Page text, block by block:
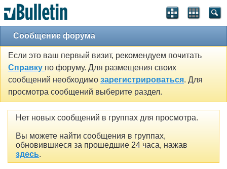
Сообщение форума
Если это ваш первый визит, рекомендуем почитать
Справку по форуму. Для размещения своих
сообщений необходимо зарегистрироваться. Для
просмотра сообщений выберите раздел.
Нет новых сообщений в группах для просмотра.
Вы можете найти сообщения в группах,
обновившиеся за прошедшие 24 часа, нажав
здесь.